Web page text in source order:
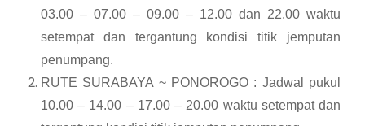
03.00 – 07.00 – 09.00 – 12.00 dan 22.00 waktu
setempat dan tergantung kondisi titik jemputan
penumpang.
RUTE SURABAYA ~ PONOROGO : Jadwal pukul
10.00 – 14.00 – 17.00 – 20.00 waktu setempat dan